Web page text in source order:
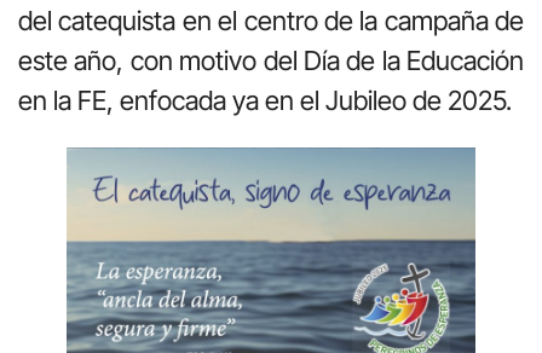
del catequista en el centro de la campaña de
este año, con motivo del Día de la Educación
en la FE, enfocada ya en el Jubileo de 2025.